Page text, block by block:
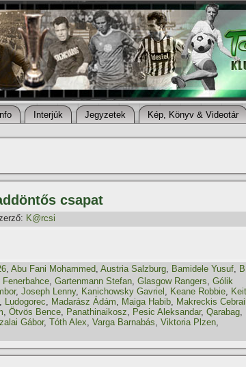
Info Interjúk Jegyzetek Kép, Könyv & Videotár
csapat
K@rcsi
, Abu Fani Mohammed, Austria Salzburg, Bamidele Yusuf,
Fenerbahce, Gartenmann Stefan, Glasgow Rangers, Gólik
, Joseph Lenny, Kanichowsky Gavriel , Keane Robbie,
, Ludogorec, Madarász Ádám, Maiga Habib, Makreckis Cebrail
, Ötvös Bence, Panathinaikosz, Pesic Aleksandar, Qarabag,
Gábor, Tóth Alex, Varga Barnabás, Viktoria Plzen,